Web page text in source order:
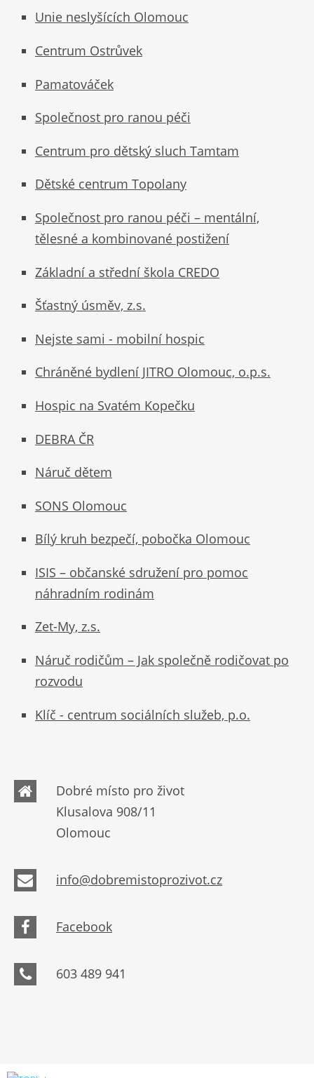
Unie neslyšících Olomouc
Centrum Ostrůvek
Pamatováček
Společnost pro ranou péči
Centrum pro dětský sluch Tamtam
Dětské centrum Topolany
Společnost pro ranou péči – mentální,
tělesné a kombinované postižení
Základní a střední škola CREDO
Šťastný úsměv, z.s.
Nejste sami - mobilní hospic
Chráněné bydlení JITRO Olomouc, o.p.s.
Hospic na Svatém Kopečku
DEBRA ČR
Náruč dětem
SONS Olomouc
Bílý kruh bezpečí, pobočka Olomouc
ISIS – občanské sdružení pro pomoc
náhradním rodinám
Zet-My, z.s.
Náruč rodičům – Jak společně rodičovat po
rozvodu
Klíč - centrum sociálních služeb, p.o.
Dobré místo pro život
Klusalova 908/11
Olomouc
info@dobremistoprozivot.cz
Facebook
603 489 941